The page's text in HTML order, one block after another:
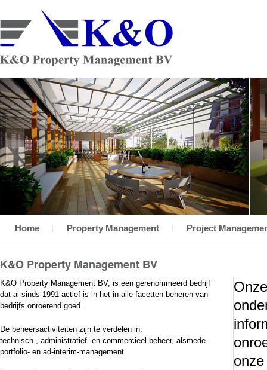
Home Property Management Project
K&O Property Management BV
K&O Property Management BV, is een gerenommeerd bedrijf
dat al sinds 1991 actief is in het in alle facetten beheren van
bedrijfs onroerend goed.
De beheersactiviteiten zijn te verdelen in:
technisch-, administratief- en commercieel beheer, alsmede
portfolio- en ad-interim-management.